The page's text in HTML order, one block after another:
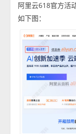
阿里云618官方活
如下图：